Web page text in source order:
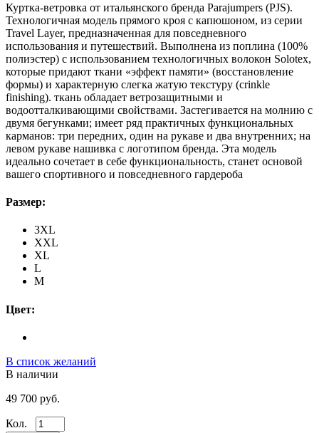
Куртка-ветровка от итальянского бренда Parajumpers (PJS).
Технологичная модель прямого кроя с капюшоном, из серии
Travel Layer, предназначенная для повседневного
использования и путешествий. Выполнена из поплина (100%
полиэстер) с использованием технологичных волокон Solotex,
которые придают ткани «эффект памяти» (восстановление
формы) и характерную слегка жатую текстуру (crinkle
finishing). ткань обладает ветрозащитными и
водоотталкивающими свойствами. Застегивается на молнию с
двумя бегунками; имеет ряд практичных функциональных
карманов: три передних, один на рукаве и два внутренних; на
левом рукаве нашивка с логотипом бренда. Эта модель
идеально сочетает в себе функциональность, станет основой
вашего спортивного и повседневного гардероба
Размер:
3XL
XXL
XL
L
M
Цвет:
В список желаний
В наличии
49 700 руб.
Кол.